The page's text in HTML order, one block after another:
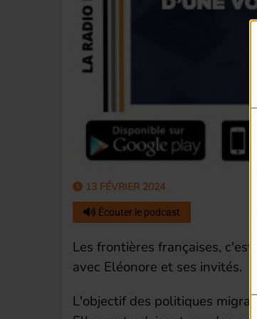
13 FÉVRIER 2024
Écouter le podcast
Les frontières françaises,
avec Eléonore et ses invités.
L'objectif des politiques